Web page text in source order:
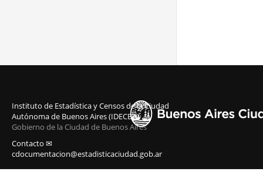
Instituto de Estadística y Censos de la Ciudad
Autónoma de Buenos Aires (IDECBA)
Gobierno de la Ciudad de Buenos Aires
Contacto ✉
cdocumentacion@estadisticaciudad.gob.ar